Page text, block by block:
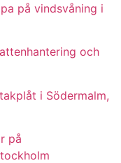
på vindsvåning i
och
i Södermalm,
på